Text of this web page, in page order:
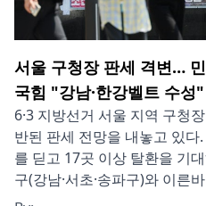
서울 구청장 판세 격변…
국힘 "강남·한강벨트 수성
6·3 지방선거 서울 지역 구청
반된 판세 전망을 내놓고 있
를 딛고 17곳 이상 탈환을 기
구(강남·서초·송파구)와 이른